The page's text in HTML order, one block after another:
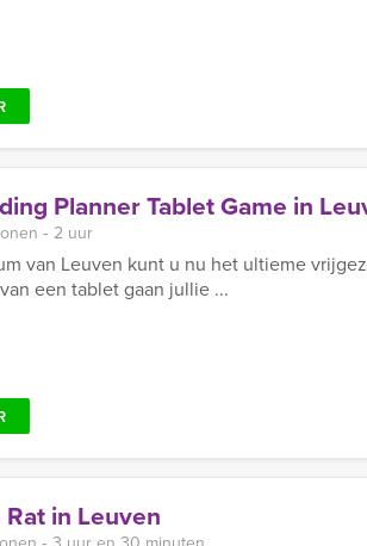
Planner Tablet Game in
‐ 2 uur
van Leuven kunt u nu het ultieme
een tablet gaan jullie ...
in Leuven